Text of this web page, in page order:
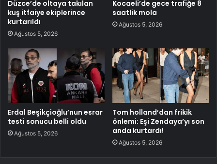
Düzce’de oltaya takılan
kuş itfaiye ekiplerince
kurtarıldı
Ağustos 5, 2026
Kocaeli’de gece trafiğe 8
saatlik mola
Ağustos 5, 2026
Erdal Beşikçioğlu’nun esrar
testi sonucu belli oldu
Ağustos 5, 2026
Tom holland’dan frikik
önlemi: Eşi Zendaya’yı son
anda kurtardı!
Ağustos 5, 2026